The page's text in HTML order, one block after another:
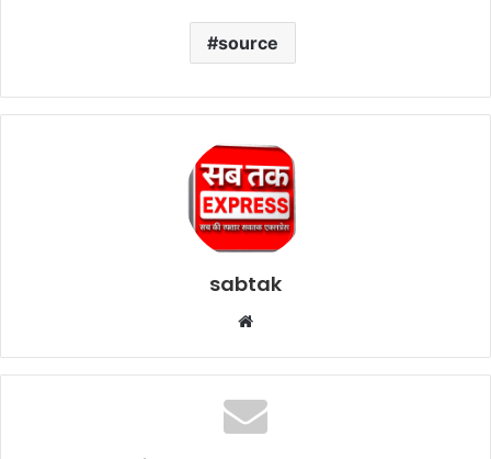
source
sabtak
Website